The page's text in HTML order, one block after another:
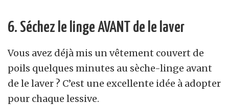
6. Séchez le linge AVANT de le laver
Vous avez déjà mis un vêtement couvert de
poils quelques minutes au sèche-linge avant
de le laver ? C’est une excellente idée à adopter
pour chaque lessive.